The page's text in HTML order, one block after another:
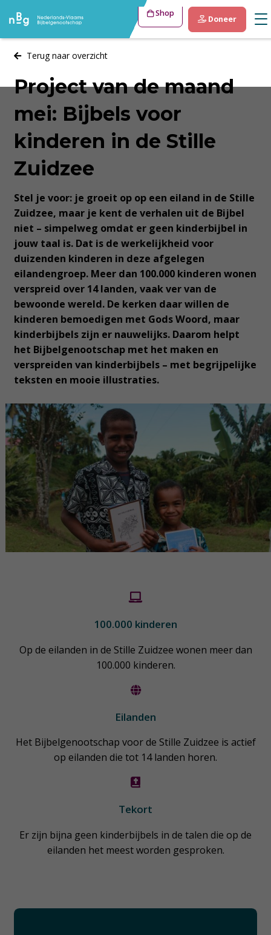
Shop
Doneer
Terug naar overzicht
Project van de maand
mei: Bijbels voor
kinderen in de Stille
Zuidzee
Stel je voor: je groeit op op een eiland in de Stille
Zuidzee, maar je kent de verhalen uit de Bijbel
niet – simpelweg omdat er geen kinderbijbel in
jouw taal is. Dat is de werkelijkheid voor
duizenden kinderen in deze afgelegen
eilandengroep. Meer dan 100.000 kinderen wonen
verspreid over 14 landen, vaak ver van de
bewoonde wereld. De kerken daar willen de
kinderen bemoedigen met Gods Woord, maar
kinderbijbels zijn er nauwelijks. Daarom helpt
het Bijbelgenootschap met het maken en
verspreiden van kinderbijbels – met begrijpelijke
teksten en mooie illustraties.
100.000 kinderen
Op de eilanden in de Stille Zuidzee wonen meer dan
100.000 kinderen.
Eilanden
Het Bijbelgenootschap voor de Stille Zuidzee is actief
op eilanden die tot 14 landen horen.
Tekort
Er zijn bijna geen kinderbijbels in de talen die op de
eilanden het meest worden gesproken.